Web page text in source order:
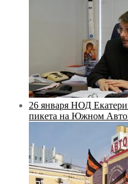
26 января НОД
пикета на Южном